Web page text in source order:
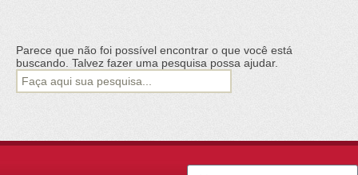
Parece que não foi possível encontrar o que você está
buscando. Talvez fazer uma pesquisa possa ajudar.